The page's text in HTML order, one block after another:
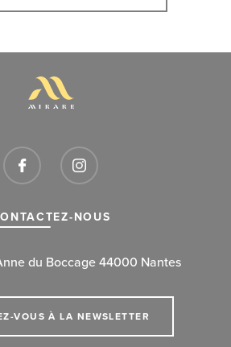
NOUS
du Boccage 44000 Nantes
VOUS À LA NEWSLETTER